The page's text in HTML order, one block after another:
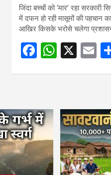
जिंदा बच्चों को ‘मार’ रहा सरकारी
में दफन हो रही मासूमों की पहचान
आखिर किसके भरोसे चलेगा
F
o
o
k
W
A
p
p
X
E